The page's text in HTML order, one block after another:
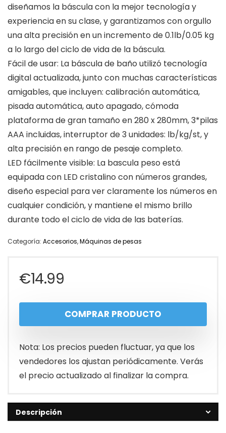
diseñamos la báscula con la mejor tecnología y
experiencia en su clase, y garantizamos con orgullo
una alta precisión en un incremento de 0.1lb/0.05 kg
a lo largo del ciclo de vida de la báscula.
Fácil de usar: La báscula de baño utilizó tecnología
digital actualizada, junto con muchas características
amigables, que incluyen: calibración automática,
pisada automática, auto apagado, cómoda
plataforma de gran tamaño en 280 x 280mm, 3*pilas
AAA incluidas, interruptor de 3 unidades: lb/kg/st, y
alta precisión en rango de pesaje completo.
LED fácilmente visible: La bascula peso está
equipada con LED cristalino con números grandes,
diseño especial para ver claramente los números en
cualquier condición, y mantiene el mismo brillo
durante todo el ciclo de vida de las baterías.
Categoría: Accesorios,Máquinas de pesas
€14.99
COMPRAR PRODUCTO
Nota: Los precios pueden fluctuar, ya que los
vendedores los ajustan periódicamente. Verás
el precio actualizado al finalizar la compra.
Descripción